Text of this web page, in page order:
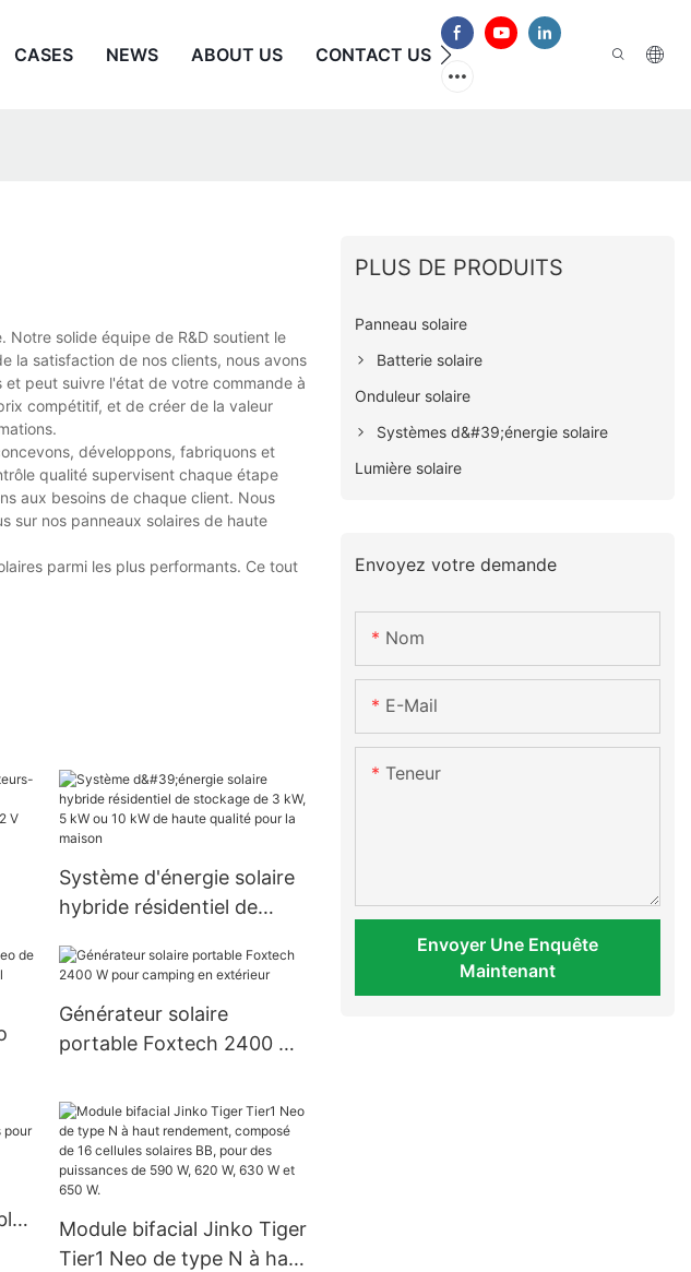
CASES NEWS ABOUT US CONTACT US FAQ
solide équipe de R&D soutient le
la satisfaction de nos clients, nous avons
peut suivre l'état de votre commande à
compétitif, et de créer de la valeur
développons, fabriquons et
qualité supervisent chaque étape
aux besoins de chaque client. Nous
sur nos panneaux solaires de haute
parmi les plus performants. Ce tout
Système d'énergie solaire
hybride résidentiel de
ou 10 kW de haute qualité
Générateur solaire
portable Foxtech 2400 W
Module bifacial Jinko Tiger
Tier1 Neo de type N à haut
PLUS DE PRODUITS
Panneau solaire
Batterie solaire
Onduleur solaire
Systèmes d&#39;énergie solaire
Lumière solaire
Envoyez votre demande
Nom
E-Mail
Teneur
Envoyer Une Enquête
Maintenant